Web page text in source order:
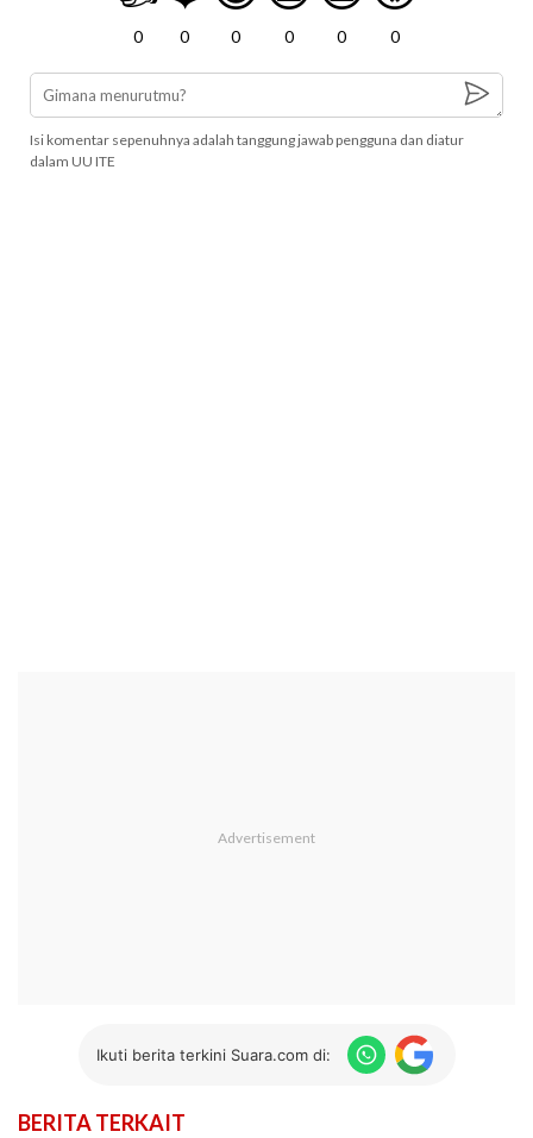
0 0 0 0 0 0
Isi komentar sepenuhnya adalah tanggung jawab pengguna dan diatur
dalam UU ITE
Ikuti berita terkini Suara.com di:
BERITA TERKAIT